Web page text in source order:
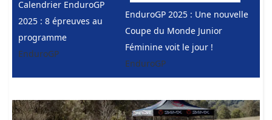
Calendrier EnduroGP
2025 : 8 épreuves au
programme
EnduroGP
EnduroGP 2025 : Une nouvelle
Coupe du Monde Junior
Féminine voit le jour !
EnduroGP